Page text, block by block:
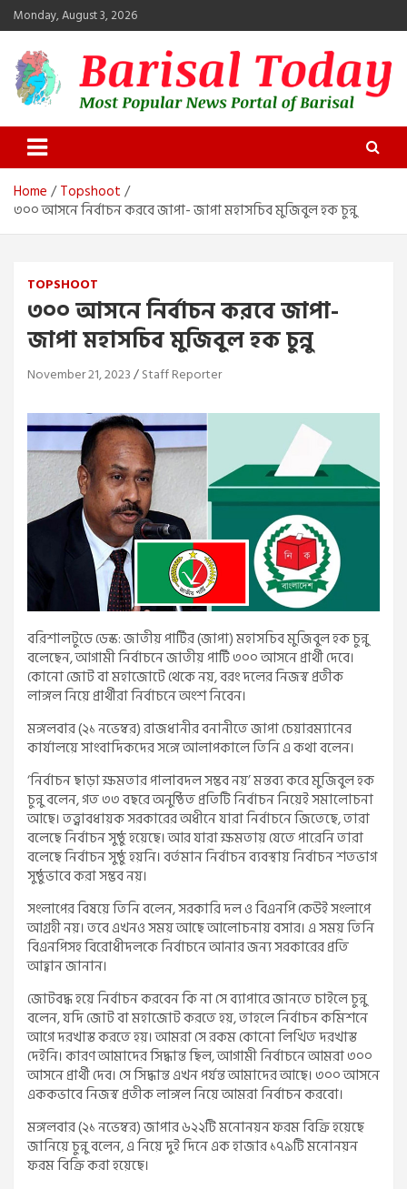
Skip
to
content
Monday, August 3, 2026
Barisal Today
The Most Popular News Portal in Barisal
Home
Topshoot
৩০০ আসনে নির্বাচন করবে জাপা- জাপা মহাসচিব মুজিবুল হক চুন্নু
TOPSHOOT
৩০০ আসনে নির্বাচন করবে জাপা-
জাপা মহাসচিব মুজিবুল হক চুন্নু
November 21, 2023 Staff Reporter
বরিশালটুডে ডেস্ক: জাতীয় পার্টির (জাপা) মহাসচিব মুজিবুল হক চুন্নু
বলেছেন, আগামী নির্বাচনে জাতীয় পার্টি ৩০০ আসনে প্রার্থী দেবে।
কোনো জোট বা মহাজোটে থেকে নয়, বরং দলের নিজস্ব প্রতীক
লাঙ্গল নিয়ে প্রার্থীরা নির্বাচনে অংশ নিবেন।
মঙ্গলবার (২১ নভেম্বর) রাজধানীর বনানীতে জাপা চেয়ারম্যানের
কার্যালয়ে সাংবাদিকদের সঙ্গে আলাপকালে তিনি এ কথা বলেন।
‘‌নির্বাচন ছাড়া ক্ষমতার পালাবদল সম্ভব নয়’ মন্তব্য করে মুজিবুল হক
চুন্নু বলেন, গত ৩৩ বছরে অনুষ্ঠিত প্রতিটি নির্বাচন নিয়েই সমালোচনা
আছে। তত্ত্বাবধায়ক সরকারের অধীনে যারা নির্বাচনে জিতেছে, তারা
বলেছে নির্বাচন সুষ্ঠু হয়েছে। আর যারা ক্ষমতায় যেতে পারেনি তারা
বলেছে নির্বাচন সুষ্ঠু হয়নি। বর্তমান নির্বাচন ব্যবস্থায় নির্বাচন শতভাগ
সুষ্ঠুভাবে করা সম্ভব নয়।
সংলাপের বিষয়ে তিনি বলেন, সরকারি দল ও বিএনপি কেউই সংলাপে
আগ্রহী নয়। তবে এখনও সময় আছে আলোচনায় বসার। এ সময় তিনি
বিএনপিসহ বিরোধীদলকে নির্বাচনে আনার জন্য সরকারের প্রতি
আহ্বান জানান।
জোটবদ্ধ হয়ে নির্বাচন করবেন কি না সে ব্যাপারে জানতে চাইলে চুন্নু
বলেন, ‌যদি জোট বা মহাজোট করতে হয়, তাহলে নির্বাচন কমিশনে
আগে দরখাস্ত করতে হয়। আমরা সে রকম কোনো লিখিত দরখাস্ত
দেইনি। কারণ আমাদের সিদ্ধান্ত ছিল, আগামী নির্বাচনে আমরা ৩০০
আসনে প্রার্থী দেব। সে সিদ্ধান্ত এখন পর্যন্ত আমাদের আছে। ৩০০ আসনে
এককভাবে নিজস্ব প্রতীক লাঙ্গল নিয়ে আমরা নির্বাচন করবো।
মঙ্গলবার (২১ নভেম্বর) জাপার ৬২২টি মনোনয়ন ফরম বিক্রি হয়েছে
জানিয়ে চুন্নু বলেন, এ নিয়ে দুই দিনে এক হাজার ১৭৯টি মনোনয়ন
ফরম বিক্রি করা হয়েছে।